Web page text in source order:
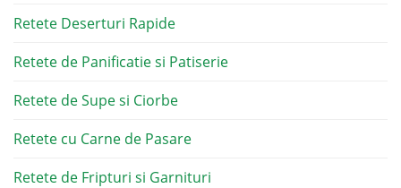
Retete Deserturi Rapide
Retete de Panificatie si Patiserie
Retete de Supe si Ciorbe
Retete cu Carne de Pasare
Retete de Fripturi si Garnituri